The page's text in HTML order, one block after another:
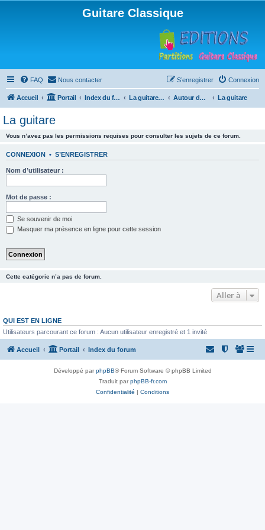
Guitare Classique
FAQ Nous contacter Connexion
S’enregistrer
Accueil Portail Index du forum La guitare : instrument, cours et théorie Autour de la guitare La guitare
La guitare
Vous n’avez pas les permissions requises pour consulter les sujets de ce forum.
CONNEXION • S’ENREGISTRER
Nom d’utilisateur :
Mot de passe :
Se souvenir de moi
Masquer ma présence en ligne pour cette session
Cette catégorie n’a pas de forum.
Aller à
QUI EST EN LIGNE
Utilisateurs parcourant ce forum : Aucun utilisateur enregistré et 1 invité
Accueil Portail Index du forum
Développé parphpBB® Forum Software © phpBB Limited
Traduit parphpBB-fr.com
Confidentialité | Conditions